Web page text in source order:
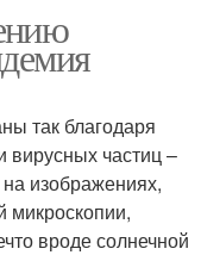
так благодаря
частиц –
изображениях,
микроскопии,
вроде солнечной